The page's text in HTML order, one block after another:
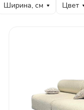
Ширина, см Цвет